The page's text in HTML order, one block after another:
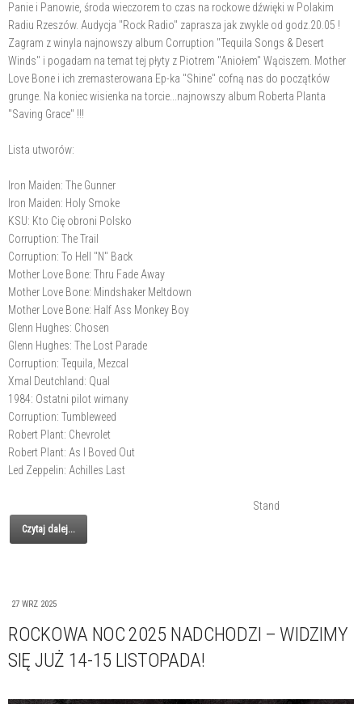
Panie i Panowie, środa wieczorem to czas na rockowe dźwięki w Polakim
Radiu Rzeszów. Audycja "Rock Radio" zaprasza jak zwykle od godz.20.05 !
Zagram z winyla najnowszy album Corruption "Tequila Songs & Desert
Winds" i pogadam na temat tej płyty z Piotrem "Aniołem" Wąciszem. Mother
Love Bone i ich zremasterowana Ep-ka "Shine" cofną nas do początków
grunge. Na koniec wisienka na torcie...najnowszy album Roberta Planta
"Saving Grace" !!!
Lista utworów:
Iron Maiden: The Gunner
Iron Maiden: Holy Smoke
KSU: Kto Cię obroni Polsko
Corruption: The Trail
Corruption: To Hell "N" Back
Mother Love Bone: Thru Fade Away
Mother Love Bone: Mindshaker Meltdown
Mother Love Bone: Half Ass Monkey Boy
Glenn Hughes: Chosen
Glenn Hughes: The Lost Parade
Corruption: Tequila, Mezcal
Xmal Deutchland: Qual
1984: Ostatni pilot wimany
Corruption: Tumbleweed
Robert Plant: Chevrolet
Robert Plant: As I Boved Out
Led Zeppelin: Achilles Last
Stand
Czytaj dalej...
27 WRZ 2025
ROCKOWA NOC 2025 NADCHODZI – WIDZIMY
SIĘ JUŻ 14-15 LISTOPADA!